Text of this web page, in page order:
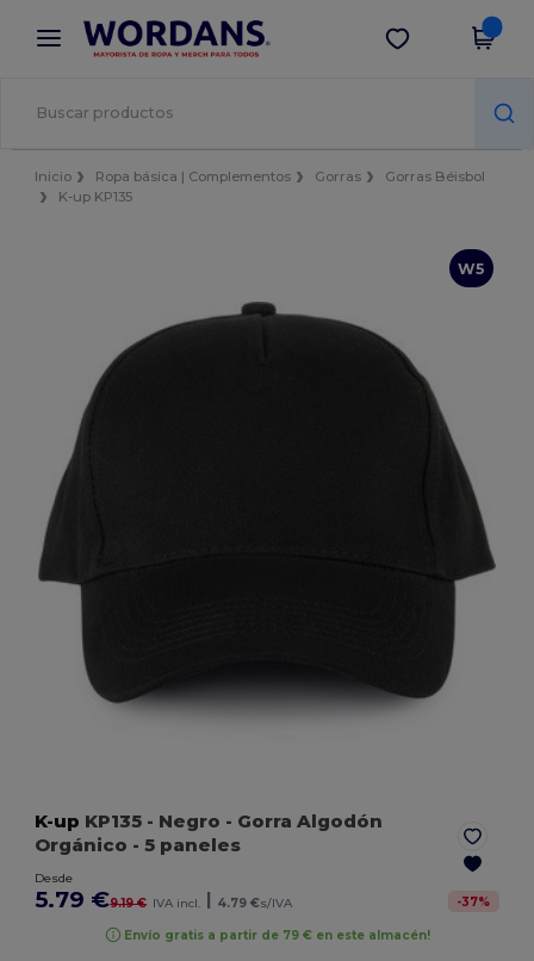
× App de Wordans
¡Mejores precios en app!
Descargar app
Inicio Ropa básica | Complementos Gorras
Gorras Béisbol
K-up KP135
W5
K-up KP135 - Negro - Gorra Algodón
Orgánico - 5 paneles
Desde
5.79 €9.19 € IVA incl. 4.79 €s/IVA -37%
Envío gratis a partir de 79 € en este almacén!